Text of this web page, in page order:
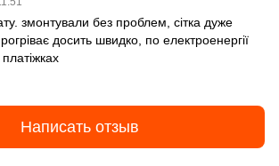
змонтували без проблем, сітка дуже
досить швидко, по електроенергії
платіжках
Написать отзыв